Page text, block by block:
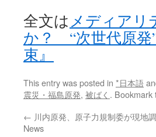
全文はメディアリ
か？ “次世代原発
束』
This entry was posted in *日本語
震災・福島原発, 被ばく . Bookmark
← 川内原発、原子力規制委が現地
News